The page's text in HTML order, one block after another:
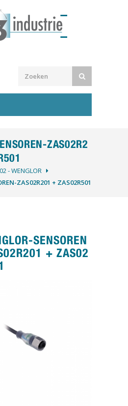
ZAS02R2
- WENGLOR
ZAS02R201 + ZAS02R501
SENSOREN
+ ZAS02